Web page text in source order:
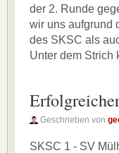
der 2. Runde
wir uns aufgrund
des SKSC als
Unter dem
Geschrieben von
SKSC 1 - SV